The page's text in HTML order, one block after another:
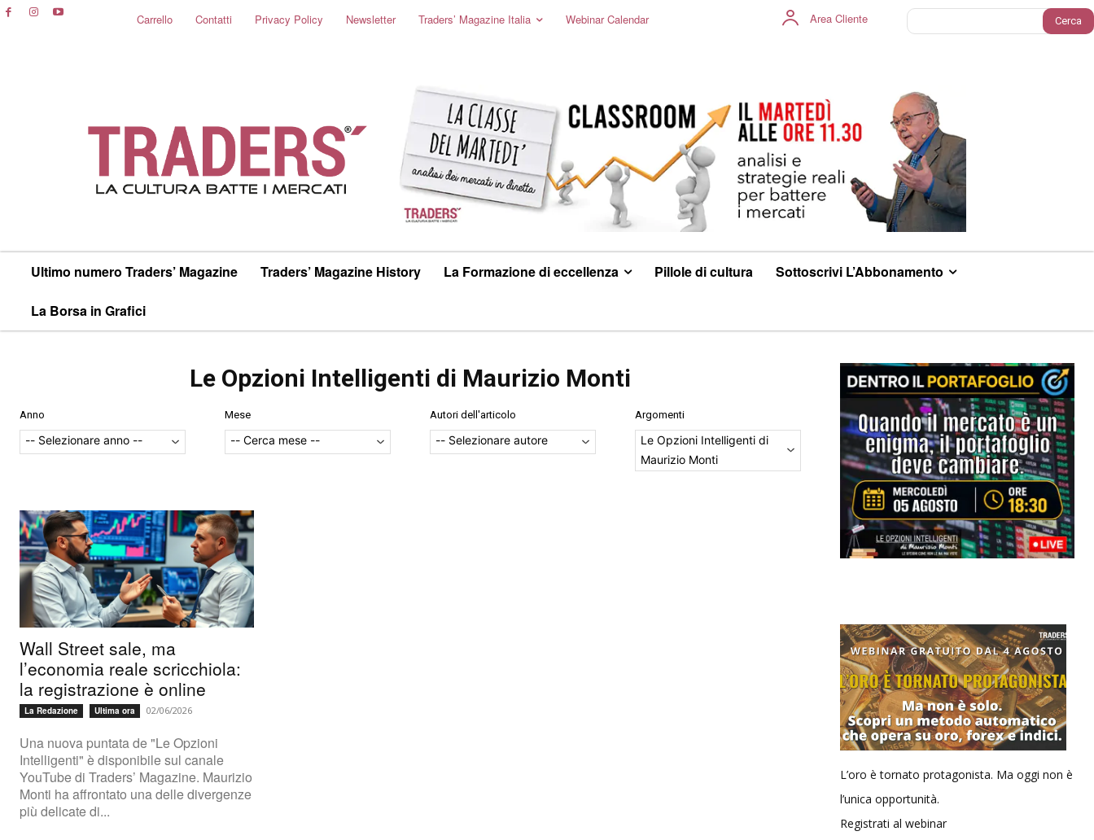
Carrello Contatti Privacy Policy Newsletter Traders’ Magazine Italia Webinar Calendar Area Cliente Cerca
Ultimo numero Traders’ Magazine Traders’ Magazine History La Formazione di eccellenza Pillole di cultura Sottoscrivi L’Abbonamento
La Borsa in Grafici
Le Opzioni Intelligenti di Maurizio Monti
Anno Mese Autori dell'articolo Argomenti
Le Opzioni Intelligenti di
Maurizio Monti
Wall Street sale, ma
l’economia reale scricchiola:
la registrazione è online
La Redazione Ultima ora 02/06/2026
Una nuova puntata de "Le Opzioni
Intelligenti" è disponibile sul canale
YouTube di Traders’ Magazine. Maurizio
Monti ha affrontato una delle divergenze
più delicate di...
L’oro è tornato protagonista. Ma oggi non è
l’unica opportunità.
Registrati al webinar